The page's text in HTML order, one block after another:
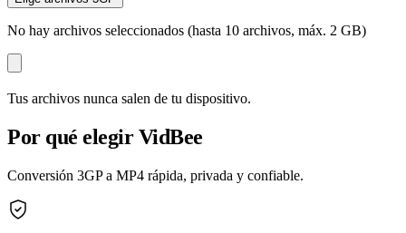
No hay archivos seleccionados (hasta 10 archivos, máx. 2 GB)
Tus archivos nunca salen de tu dispositivo.
Por qué elegir VidBee
Conversión 3GP a MP4 rápida, privada y confiable.